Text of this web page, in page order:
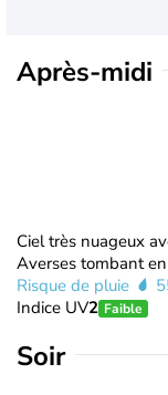
Après-midi
Ciel très nuageux
Averses tombant
Risque de pluie
Indice UV2 Faible
Soir